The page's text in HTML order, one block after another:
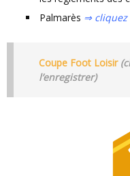
Palmarès ⇒ cliquez
Coupe Foot Loisir
l’enregistrer)